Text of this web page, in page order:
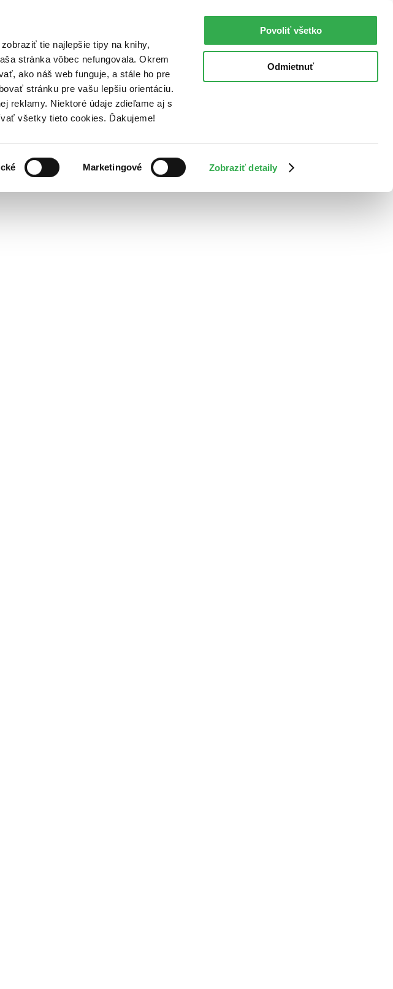
tie najlepšie tipy na knihy,
stránka vôbec nefungovala. Okrem
ako náš web funguje, a stále ho pre
stránku pre vašu lepšiu orientáciu.
reklamy. Niektoré údaje zdieľame aj s
všetky tieto cookies. Ďakujeme!
Marketingové Zobraziť detaily
Povoliť všetko
Odmietnuť